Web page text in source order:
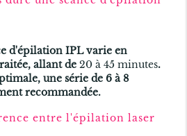
d'épilation IPL varie en
allant de 20 à 45 minutes.
une série de 6 à 8
recommandée.
entre l'épilation laser